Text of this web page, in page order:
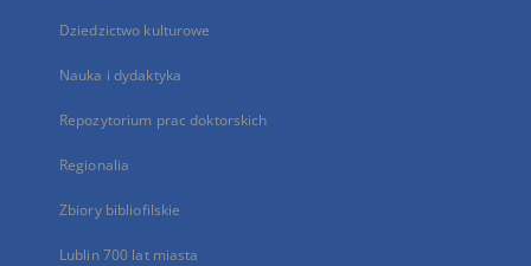
Dziedzictwo kulturowe
Nauka i dydaktyka
Repozytorium prac doktorskich
Regionalia
Zbiory bibliofilskie
Lublin 700 lat miasta